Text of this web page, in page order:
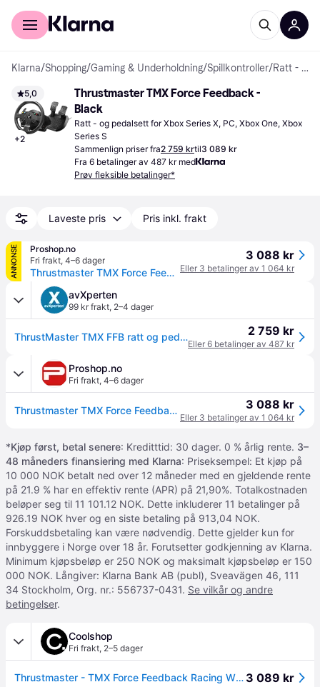
For kunder
Klarna/Shopping/Gaming & Underholdning/Spillkontroller/ Ratt - og pedalsett
5,0
+2
Thrustmaster TMX Force Feedback -
Black
Ratt - og pedalsett for Xbox Series X, PC, Xbox One, Xbox
Series S
Sammenlign priser fra2 759 krtil3 089 kr
Fra 6 betalinger av 487 kr med
Prøv fleksible betalinger*
Laveste pris Pris inkl. frakt
ANNONSE
Proshop.no
Fri frakt, 4–6 dager
Thrustmaster TMX Force Feedback - Wired Steering wheel & Pedal set - Microsoft Xbox One
3 088 kr
Eller 3 betalinger av 1 064 kr
avXperten
99 kr frakt, 2–4 dager
ThrustMaster TMX FFB ratt og pedalsett (Xbox One/PC) 2 759 kr
Eller 6 betalinger av 487 kr
Proshop.no
Fri frakt, 4–6 dager
Thrustmaster TMX Force Feedback - Wired Steering wheel & Pedal set - Microsoft Xbox One 3 088 kr
Eller 3 betalinger av 1 064 kr
*Kjøp først, betal senere: Kreditttid: 30 dager. 0 % årlig rente. 3–
48 måneders finansiering med Klarna: Priseksempel: Et kjøp på
10 000 NOK betalt ned over 12 måneder med en gjeldende rente
på 21.9 % har en effektiv rente (APR) på 21,90%. Totalkostnaden
beløper seg til 11 101.12 NOK. Dette inkluderer 11 betalinger på
926.19 NOK hver og en siste betaling på 913,04 NOK.
Forskuddsbetaling kan være nødvendig. Dette gjelder kun for
innbyggere i Norge over 18 år. Forutsetter godkjenning av Klarna.
Minimum kjøpsbeløp er 250 NOK og maksimalt kjøpsbeløp er 150
000 NOK. Långiver: Klarna Bank AB (publ), Sveavägen 46, 111
34 Stockholm, Org. nr.: 556737-0431. Se vilkår og andre
betingelser.
Coolshop
Fri frakt, 2–5 dager
Thrustmaster - TMX Force Feedback Racing Wheel 3 089 kr